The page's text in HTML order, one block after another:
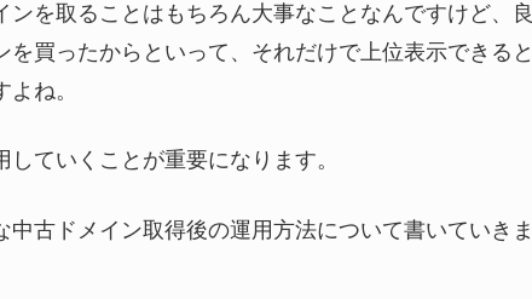
ンを取ることはもちろん大事なことなんですけど、良
を買ったからといって、それだけで上位表示できると
ね。
していくことが重要になります。
中古ドメイン取得後の運用方法について書いていきま